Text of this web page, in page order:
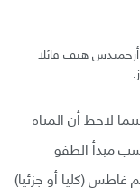
أرخميدس هتف قائلا
لاحظ أن المياه
مبدأ الطفو
(كليا أو جزئيا)